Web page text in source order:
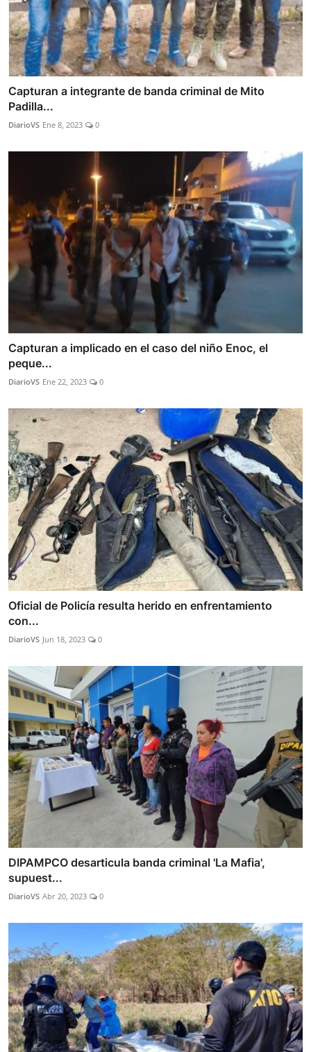
Capturan a integrante de banda criminal de Mito
Padilla...
DiarioVS Ene 8, 2023 0
Capturan a implicado en el caso del niño Enoc, el
peque...
DiarioVS Ene 22, 2023 0
Oficial de Policía resulta herido en enfrentamiento
con...
DiarioVS Jun 18, 2023 0
DIPAMPCO desarticula banda criminal 'La Mafia',
supuest...
DiarioVS Abr 20, 2023 0